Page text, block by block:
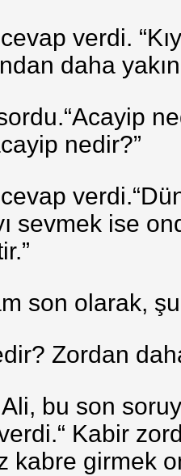
verdi.
daha
nedir?”
sevmek ise
son olarak,
Zordan
bu son
Kabir
kabre girmek